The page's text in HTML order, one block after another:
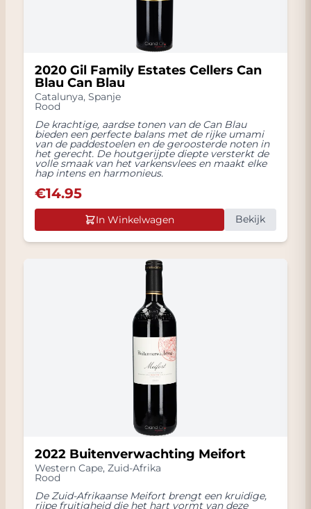
2020 Gil Family Estates Cellers Can
Blau Can Blau
Catalunya, Spanje
Rood
De krachtige, aardse tonen van de Can Blau
bieden een perfecte balans met de rijke umami
van de paddestoelen en de geroosterde noten in
het gerecht. De houtgerijpte diepte versterkt de
volle smaak van het varkensvlees en maakt elke
hap intens en harmonieus.
€14.95
In Winkelwagen Bekijk
2022 Buitenverwachting Meifort
Western Cape, Zuid-Afrika
Rood
De Zuid-Afrikaanse Meifort brengt een kruidige,
rijpe fruitigheid die het hart vormt van deze